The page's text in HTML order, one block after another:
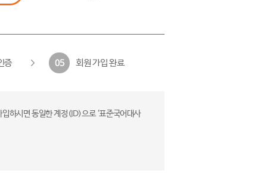
증 05 회원 가입 완료
하시면 동일한 계정(ID)으로 ‘표준국어대사